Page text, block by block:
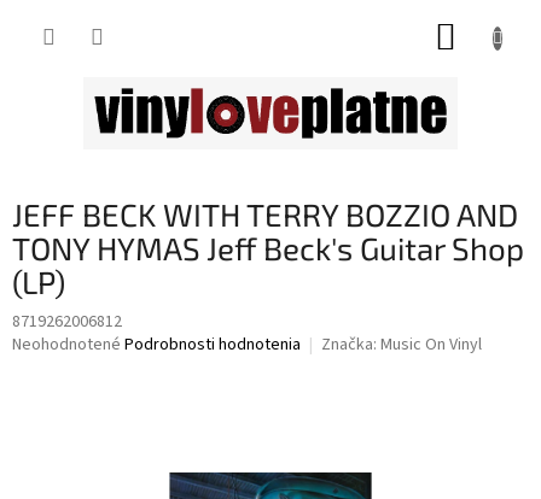
JEFF BECK WITH TERRY BOZZIO AND
TONY HYMAS Jeff Beck's Guitar Shop
(LP)
8719262006812
Priemerné
Neohodnotené Podrobnosti hodnotenia Značka: Music On Vinyl